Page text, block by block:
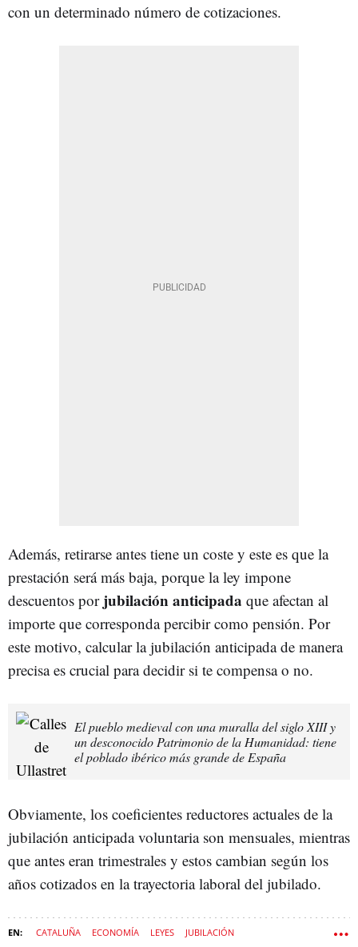
con un determinado número de cotizaciones.
Además, retirarse antes tiene un coste y este es que la
prestación será más baja, porque la ley impone
descuentos porjubilación anticipada que afectan al
importe que corresponda percibir como pensión. Por
este motivo, calcular la jubilación anticipada de manera
precisa es crucial para decidir si te compensa o no.
El pueblo medieval con una muralla del siglo XIII y
un desconocido Patrimonio de la Humanidad: tiene
el poblado ibérico más grande de España
Obviamente, los coeficientes reductores actuales de la
jubilación anticipada voluntaria son mensuales, mientras
que antes eran trimestrales y estos cambian según los
años cotizados en la trayectoria laboral del jubilado.
CATALUÑA ECONOMÍA LEYES JUBILACIÓN